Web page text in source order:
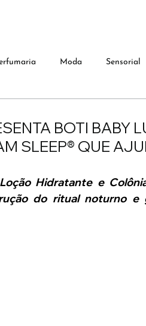
Moda Sensorial
BOTI BABY
SLEEP® QUE
Hidratante e
do ritual noturno